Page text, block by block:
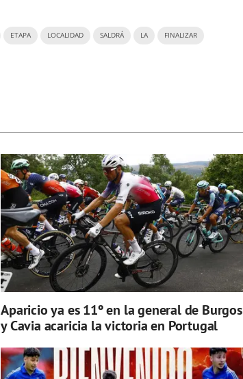
ETAPA LOCALIDAD SALDRÁ LA FINALIZAR
Aparicio ya es 11º en la general de Burgos
y Cavia acaricia la victoria en Portugal